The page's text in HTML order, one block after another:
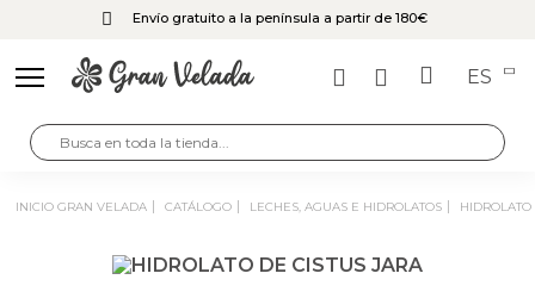
Envío gratuito a la península a partir de 180€
ES
INICIO GRAN VELADA CATÁLOGO LECHES, AGUAS E HIDROLATOS